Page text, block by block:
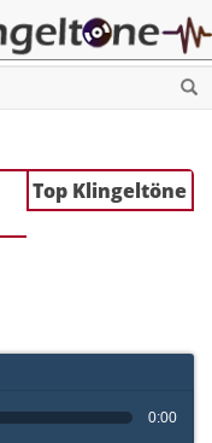
Top Klingeltöne
0:00